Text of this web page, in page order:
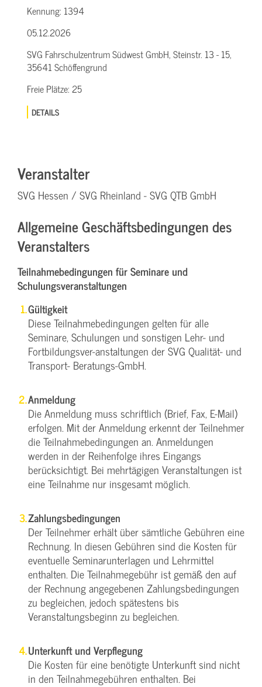
Kennung: 1394
05.12.2026
SVG Fahrschulzentrum Südwest GmbH, Steinstr. 13 - 15,
35641 Schöffengrund
Freie Plätze:25
DETAILS
Veranstalter
SVG Hessen / SVG Rheinland - SVG QTB GmbH
Allgemeine Geschäftsbedingungen des
Veranstalters
Teilnahmebedingungen für Seminare und
Schulungsveranstaltungen
Gültigkeit
Diese Teilnahmebedingungen gelten für alle
Seminare, Schulungen und sonstigen Lehr- und
Fortbildungsver-anstaltungen der SVG Qualität- und
Transport- Beratungs-GmbH.
Anmeldung
Die Anmeldung muss schriftlich (Brief, Fax, E-Mail)
erfolgen. Mit der Anmeldung erkennt der Teilnehmer
die Teilnahmebedingungen an. Anmeldungen
werden in der Reihenfolge ihres Eingangs
berücksichtigt. Bei mehrtägigen Veranstaltungen ist
eine Teilnahme nur insgesamt möglich.
Zahlungsbedingungen
Der Teilnehmer erhält über sämtliche Gebühren eine
Rechnung. In diesen Gebühren sind die Kosten für
eventuelle Seminarunterlagen und Lehrmittel
enthalten. Die Teilnahmegebühr ist gemäß den auf
der Rechnung angegebenen Zahlungsbedingungen
zu begleichen, jedoch spätestens bis
Veranstaltungsbeginn zu begleichen.
Unterkunft und Verpflegung
Die Kosten für eine benötigte Unterkunft sind nicht
in den Teilnahmegebühren enthalten. Bei